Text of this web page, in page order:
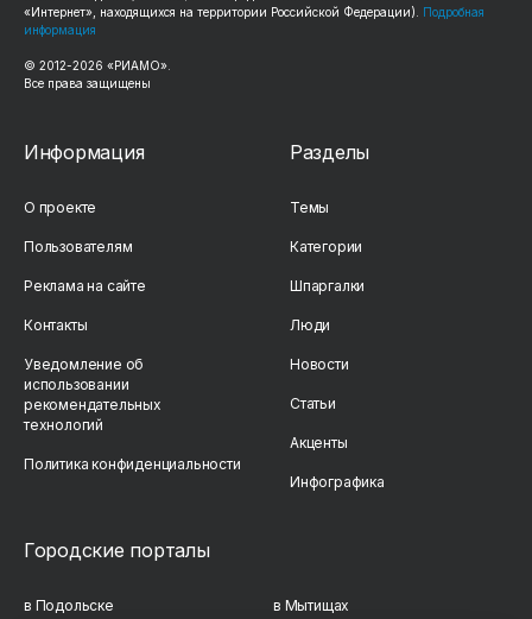
«Интернет», находящихся на территории Российской Федерации). Подробная
информация
© 2012-2026 «РИАМО».
Все права защищены
Информация
О проекте
Пользователям
Реклама на сайте
Контакты
Уведомление об
использовании
рекомендательных
технологий
Политика конфиденциальности
Разделы
Темы
Категории
Шпаргалки
Люди
Новости
Статьи
Акценты
Инфографика
Городские порталы
в Подольске в Мытищах